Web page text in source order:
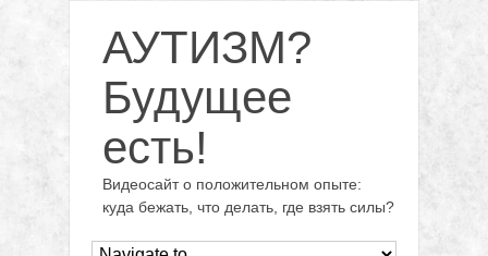
АУТИЗМ?
Будущее
есть!
Видеосайт о положительном опыте:
куда бежать, что делать, где взять силы?